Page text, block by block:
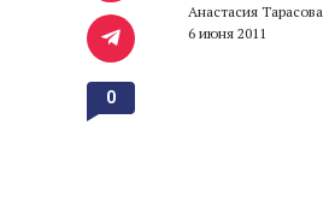
Анастасия Тарасова
6 июня 2011
0